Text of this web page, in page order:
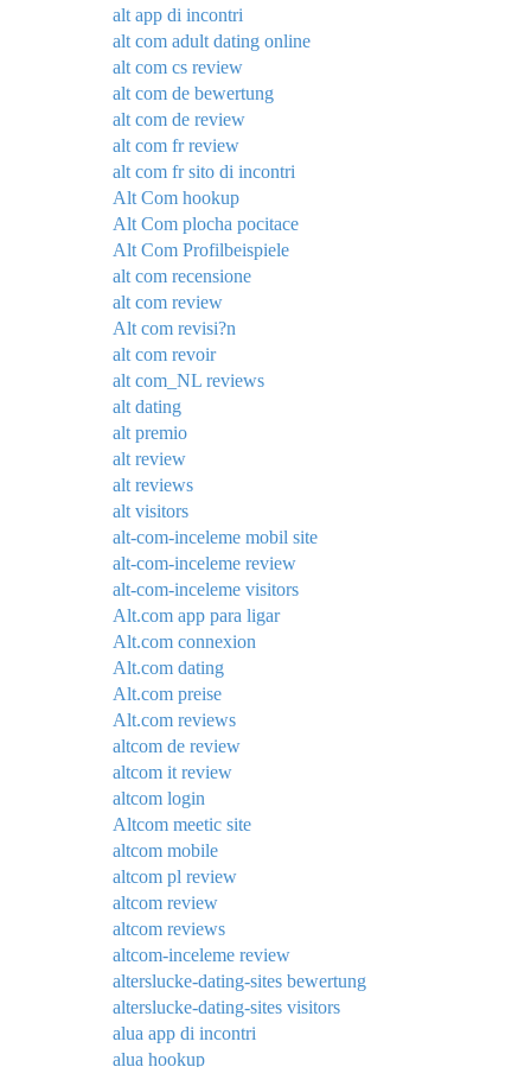
alt app di incontri
alt com adult dating online
alt com cs review
alt com de bewertung
alt com de review
alt com fr review
alt com fr sito di incontri
Alt Com hookup
Alt Com plocha pocitace
Alt Com Profilbeispiele
alt com recensione
alt com review
Alt com revisi?n
alt com revoir
alt com_NL reviews
alt dating
alt premio
alt review
alt reviews
alt visitors
alt-com-inceleme mobil site
alt-com-inceleme review
alt-com-inceleme visitors
Alt.com app para ligar
Alt.com connexion
Alt.com dating
Alt.com preise
Alt.com reviews
altcom de review
altcom it review
altcom login
Altcom meetic site
altcom mobile
altcom pl review
altcom review
altcom reviews
altcom-inceleme review
alterslucke-dating-sites bewertung
alterslucke-dating-sites visitors
alua app di incontri
alua hookup